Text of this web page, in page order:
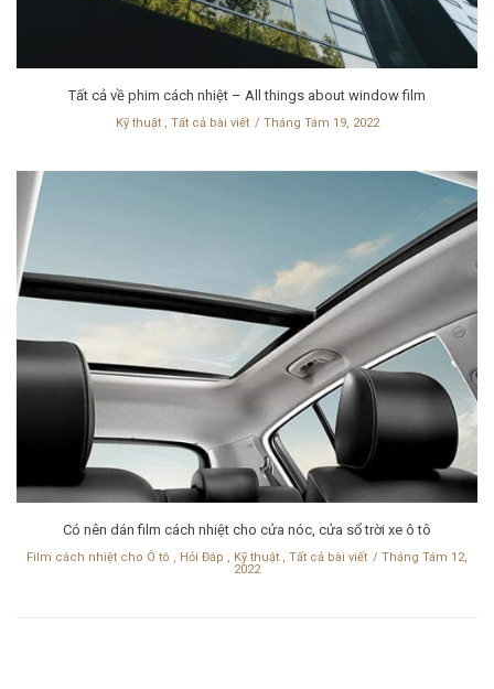
Tất cả về phim cách nhiệt – All things about window film
Kỹ thuật, Tất cả bài viết Tháng Tám 19, 2022
Có nên dán film cách nhiệt cho cửa nóc, cửa sổ trời xe ô tô
Film cách nhiệt cho Ô tô , Hỏi Đáp , Kỹ thuật , Tất cả bài viết
Tháng Tám 12,
2022